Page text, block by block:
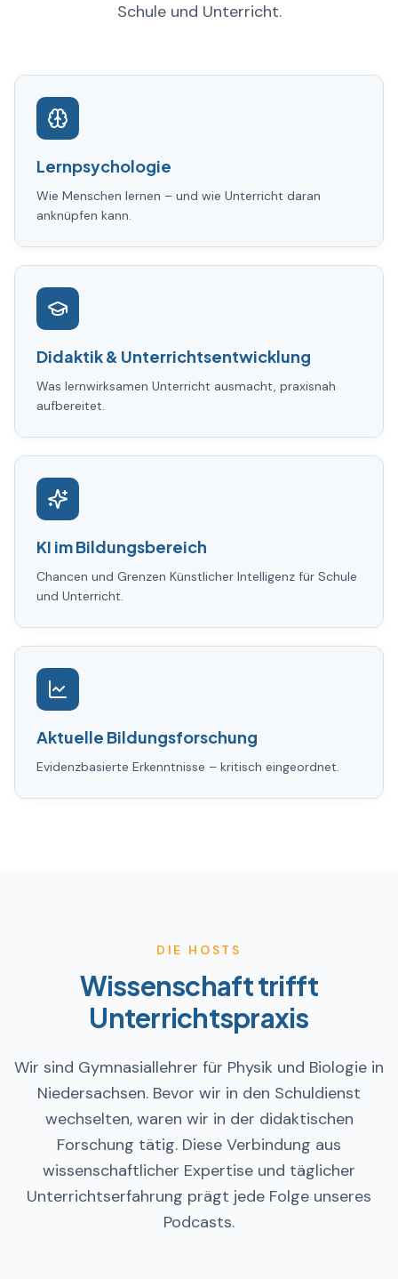
Schule und Unterricht.
Lernpsychologie
Wie Menschen lernen – und wie Unterricht daran
anknüpfen kann.
Didaktik & Unterrichtsentwicklung
Was lernwirksamen Unterricht ausmacht, praxisnah
aufbereitet.
KI im Bildungsbereich
Chancen und Grenzen Künstlicher Intelligenz für Schule
und Unterricht.
Aktuelle Bildungsforschung
Evidenzbasierte Erkenntnisse – kritisch eingeordnet.
DIE HOSTS
Wissenschaft trifft
Unterrichtspraxis
Wir sind Gymnasiallehrer für Physik und Biologie in
Niedersachsen. Bevor wir in den Schuldienst
wechselten, waren wir in der didaktischen
Forschung tätig. Diese Verbindung aus
wissenschaftlicher Expertise und täglicher
Unterrichtserfahrung prägt jede Folge unseres
Podcasts.